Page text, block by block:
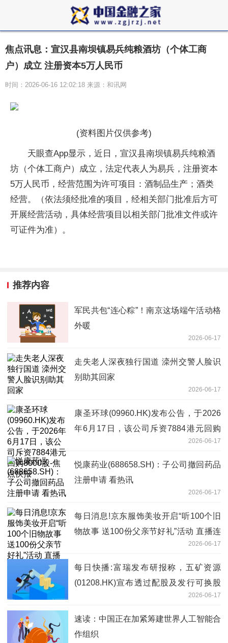
焦点讯息：宣汉县南坝镇易兵纯粮酒坊（个体工商
户）成立 注册资本5万人民币
时间：2026-06-16 12:02:18 来源：和讯网
(资料图片仅供参考)
天眼查App显示，近日，宣汉县南坝镇易兵纯粮酒
坊（个体工商户）成立，法定代表人为易兵，注册资本
5万人民币，经营范围为许可项目：酒制品生产；酒类
经营。（依法须经批准的项目，经相关部门批准后方可
开展经营活动，具体经营项目以相关部门批准文件或许
可证件为准）。
推荐内容
军民共包“连心粽”！南京这场端午活动格
外暖
2026-06-17
走失老人深夜独行国道 滦州交警人脸识
别助其回家
2026-06-17
康圣环球(09960.HK)发布公告，于2026
年6月17日，该公司斥资7884港元回购
2026-06-17
悦康药业(688658.SH)：子公司撤回药品
注册申请 看热讯
2026-06-17
每日消息!京东服饰美妆开启“听100个旧
物故事 送100份父亲节好礼”活动 直播连
2026-06-17
每日快播:富瑞发布研报称，五矿资源
(01208.HK)宣布透过配股及发行可换股
2026-06-17
速读：中国正在加紧筹建世界人工智能合
作组织